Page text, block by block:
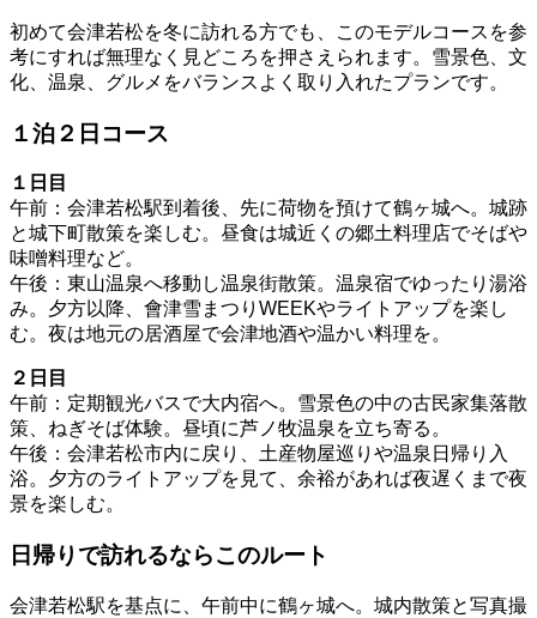
初めて会津若松を冬に訪れる方でも、このモデルコースを参
考にすれば無理なく見どころを押さえられます。雪景色、文
化、温泉、グルメをバランスよく取り入れたプランです。
１泊２日コース
１日目
午前：会津若松駅到着後、先に荷物を預けて鶴ヶ城へ。城跡
と城下町散策を楽しむ。昼食は城近くの郷土料理店でそばや
味噌料理など。
午後：東山温泉へ移動し温泉街散策。温泉宿でゆったり湯浴
み。夕方以降、會津雪まつりWEEKやライトアップを楽し
む。夜は地元の居酒屋で会津地酒や温かい料理を。
２日目
午前：定期観光バスで大内宿へ。雪景色の中の古民家集落散
策、ねぎそば体験。昼頃に芦ノ牧温泉を立ち寄る。
午後：会津若松市内に戻り、土産物屋巡りや温泉日帰り入
浴。夕方のライトアップを見て、余裕があれば夜遅くまで夜
景を楽しむ。
日帰りで訪れるならこのルート
会津若松駅を基点に、午前中に鶴ヶ城へ。城内散策と写真撮